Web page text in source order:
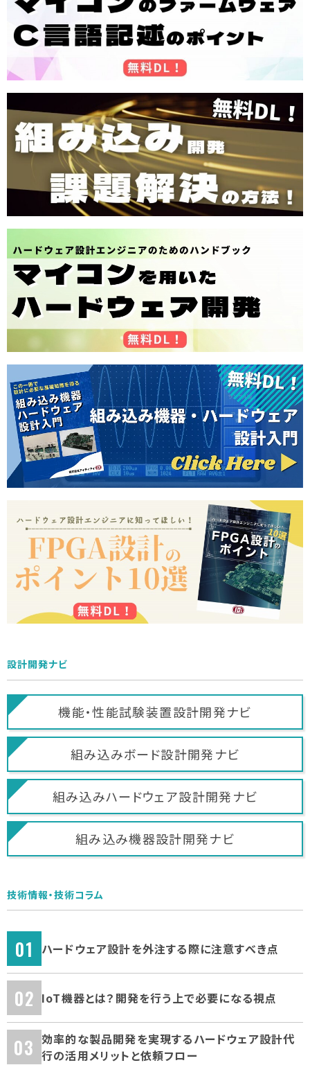
設計開発ナビ
機能・性能試験装置設計開発ナビ
組み込みボード設計開発ナビ
組み込みハードウェア設計開発ナビ
組み込み機器設計開発ナビ
技術情報・技術コラム
ハードウェア設計を外注する際に注意すべき点
IoT機器とは？開発を行う上で必要になる視点
効率的な製品開発を実現するハードウェア設計代
行の活用メリットと依頼フロー